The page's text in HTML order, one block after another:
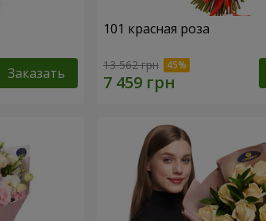
Заказать
101 красная роза
13 562 грн